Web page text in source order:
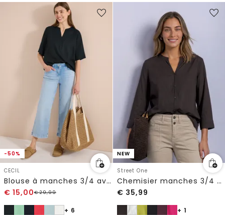
-50%
CECIL
Blouse à manches 3/4 avec col fendu
€ 15,00€29,99
+ 6
NEW
Street One
Chemisier manches 3/4 à col fendu
€ 35,99
+ 1